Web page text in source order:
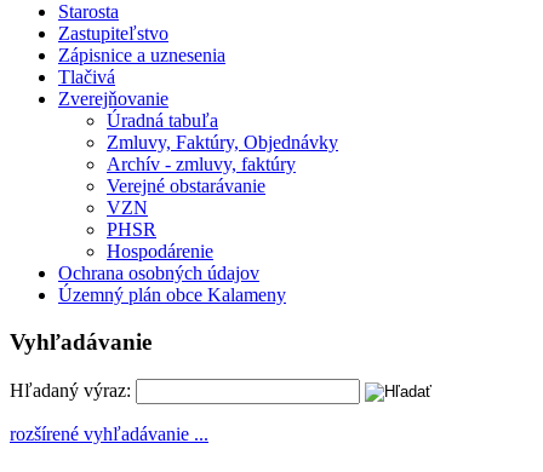
Starosta
Zastupiteľstvo
Zápisnice a uznesenia
Tlačivá
Zverejňovanie
Úradná tabuľa
Zmluvy, Faktúry, Objednávky
Archív - zmluvy, faktúry
Verejné obstarávanie
VZN
PHSR
Hospodárenie
Ochrana osobných údajov
Územný plán obce Kalameny
Vyhľadávanie
Hľadaný výraz:
rozšírené vyhľadávanie ...